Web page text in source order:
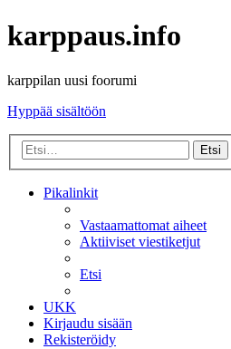
karppaus.info
karppilan uusi foorumi
Hyppää sisältöön
Etsi
Pikalinkit
Vastaamattomat aiheet
Aktiiviset viestiketjut
Etsi
UKK
Kirjaudu sisään
Rekisteröidy